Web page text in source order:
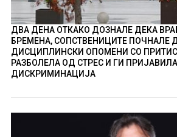
ДВА ДЕНА ОТКАКО ДОЗНАЛЕ ДЕКА
БРЕМЕНА, СОПСТВЕНИЦИТЕ ПОЧНАЛЕ
ДИСЦИПЛИНСКИ ОПОМЕНИ СО
РАЗБОЛЕЛА ОД СТРЕС И ГИ
ДИСКРИМИНАЦИЈА